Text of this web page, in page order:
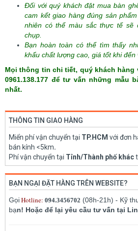
Đối với quý khách đặt mua bàn
cam kết giao hàng đúng sản
nhiên có thể màu sắc thực tế sẽ
chụp.
Bạn hoàn toàn có thể tìm thấy
khẩu chất lượng cao, giá tốt khi đến
Mọi thông tin chi tiết, quý khách
0961.138.177 để tư vấn những mẫu
nhất.
THÔNG TIN GIAO HÀNG
Miển phí vận chuyển tại TP.HCM với đơn
bán kính <5km.
Phí vận chuyển tại Tỉnh/Thành phố khác
BẠN NGẠI ĐẶT HÀNG TRÊN WEBSITE?
GọiHotline: 094.3456702 (08h-21h) - Kỹ
bạn! Hoặc để lại yêu cầu tư vấn tại